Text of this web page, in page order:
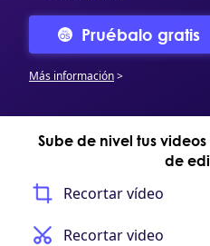
Pruébalo gratis
Más información>
Sube de nivel tus
de
Recortar vídeo
Recortar video